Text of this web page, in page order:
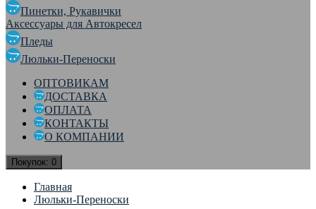
Пинетки, Рукавички
Аксессуары для Автокресел
Пледы
Люльки-Переноски
ОПТОВИКАМ
ДОСТАВКА
ОПЛАТА
КОНТАКТЫ
О КОМПАНИИ
Покупок: 0
Главная
Люльки-Переноски